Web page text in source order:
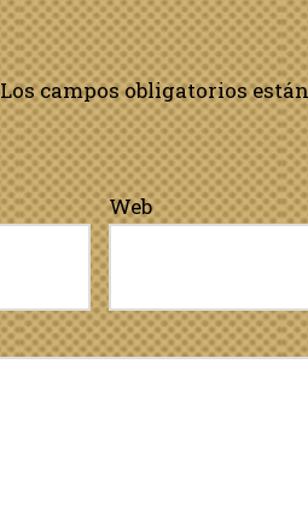
Los campos obligatorios están
Web